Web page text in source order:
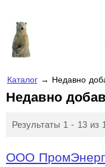
Каталог→ Недавно
Недавно
Результаты 1 - 13 из
ООО